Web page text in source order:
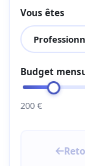
Vous êtes
Budget
200 €